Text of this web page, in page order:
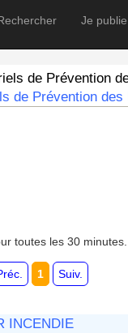
Je
de Prévention
de Prévention des
toutes les 30 minutes.
1 Suiv.
INCENDIE